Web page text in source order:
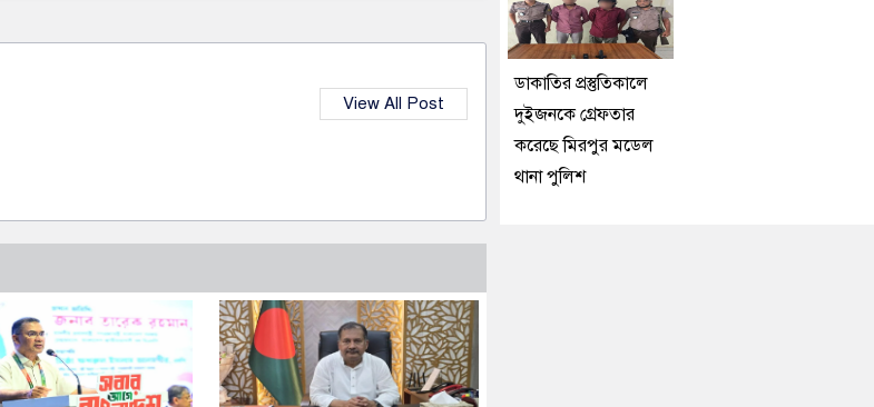
View All Post
ডাকাতির প্রস্তুতিকালে
দুইজনকে গ্রেফতার
করেছে মিরপুর মডেল
থানা পুলিশ